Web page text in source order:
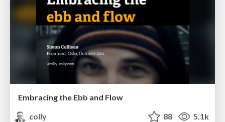
Embracing the Ebb and Flow
colly
88 5.1k